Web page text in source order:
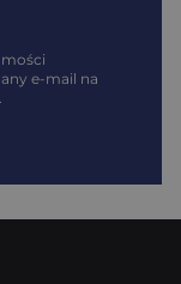
e-mail na
.